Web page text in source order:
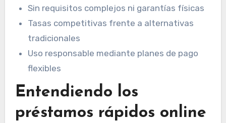
Sin requisitos complejos ni garantías físicas
Tasas competitivas frente a alternativas
tradicionales
Uso responsable mediante planes de pago
flexibles
Entendiendo los
préstamos rápidos online